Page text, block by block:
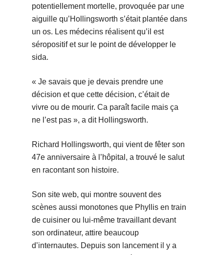
potentiellement mortelle, provoquée par une
aiguille qu’Hollingsworth s’était plantée dans
un os. Les médecins réalisent qu’il est
séropositif et sur le point de développer le
sida.
« Je savais que je devais prendre une
décision et que cette décision, c’était de
vivre ou de mourir. Ca paraît facile mais ça
ne l’est pas », a dit Hollingsworth.
Richard Hollingsworth, qui vient de fêter son
47e anniversaire à l’hôpital, a trouvé le salut
en racontant son histoire.
Son site web, qui montre souvent des
scènes aussi monotones que Phyllis en train
de cuisiner ou lui-même travaillant devant
son ordinateur, attire beaucoup
d’internautes. Depuis son lancement il y a